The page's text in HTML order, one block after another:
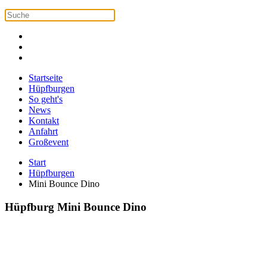
Startseite
Hüpfburgen
So geht's
News
Kontakt
Anfahrt
Großevent
Start
Hüpfburgen
Mini Bounce Dino
Hüpfburg Mini Bounce Dino